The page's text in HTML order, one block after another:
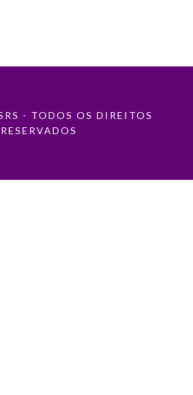
- TODOS OS DIREITOS
RESERVADOS